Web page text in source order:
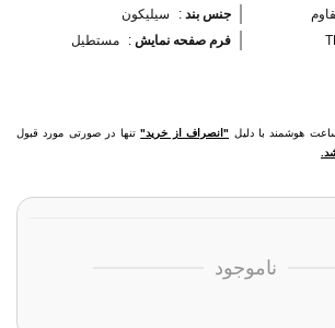
جنس بند :
سیلیکون
فرم صفحه نمایش :
مستطیل
هوشمند با دلیل "انصراف از خرید"تنها در صورتی مورد قبول
ناموجود